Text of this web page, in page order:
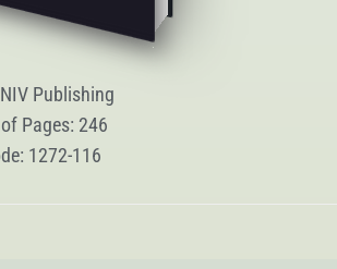
Publishing
Pages: 246
1272-116